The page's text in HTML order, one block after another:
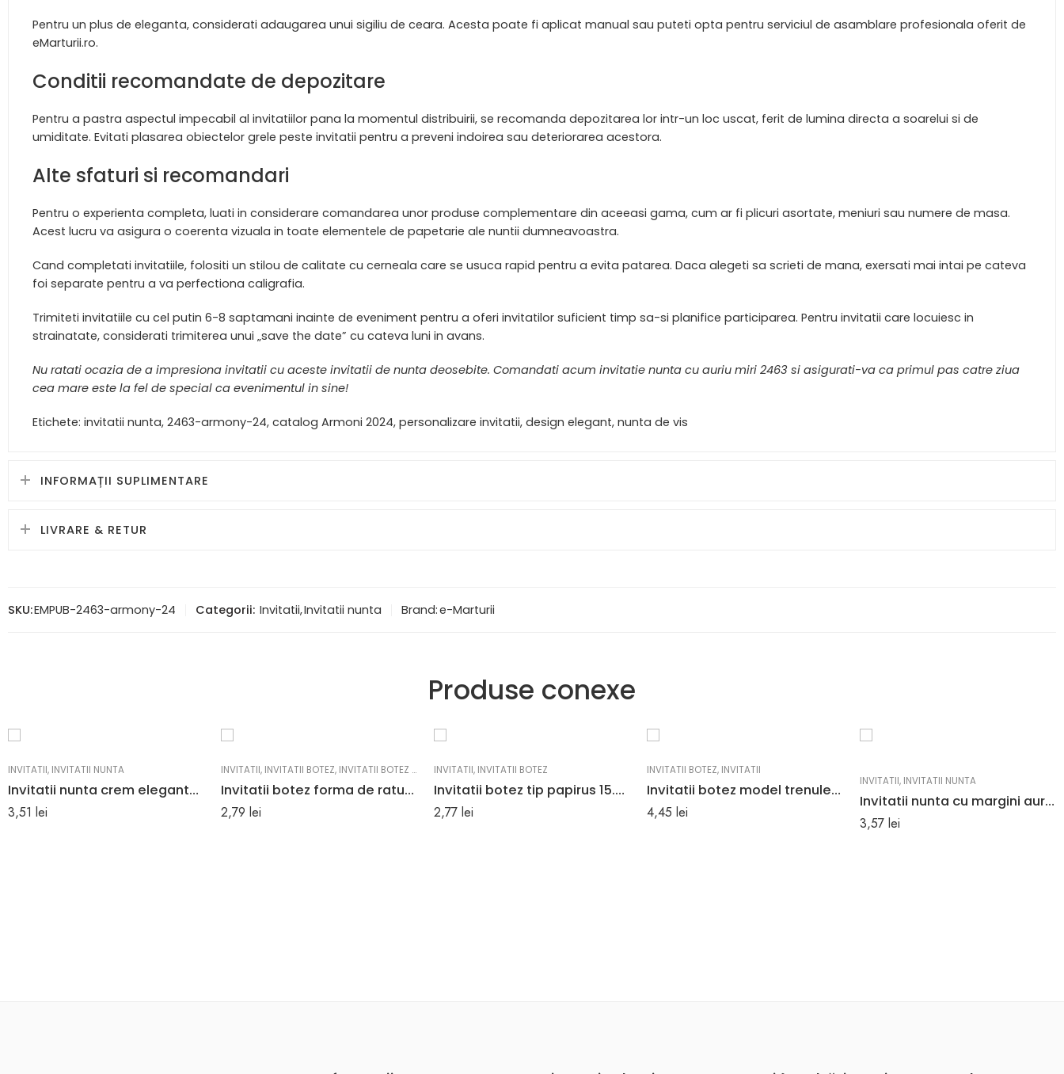
Pentru un plus de eleganta, considerati adaugarea unui sigiliu de ceara. Acesta poate fi aplicat manual sau puteti opta pentru serviciul de asamblare profesionala oferit de
eMarturii.ro.
Conditii recomandate de depozitare
Pentru a pastra aspectul impecabil al invitatiilor pana la momentul distribuirii, se recomanda depozitarea lor intr-un loc uscat, ferit de lumina directa a soarelui si de
umiditate. Evitati plasarea obiectelor grele peste invitatii pentru a preveni indoirea sau deteriorarea acestora.
Alte sfaturi si recomandari
Pentru o experienta completa, luati in considerare comandarea unor produse complementare din aceeasi gama, cum ar fi plicuri asortate, meniuri sau numere de masa.
Acest lucru va asigura o coerenta vizuala in toate elementele de papetarie ale nuntii dumneavoastra.
Cand completati invitatiile, folositi un stilou de calitate cu cerneala care se usuca rapid pentru a evita patarea. Daca alegeti sa scrieti de mana, exersati mai intai pe cateva
foi separate pentru a va perfectiona caligrafia.
Trimiteti invitatiile cu cel putin 6-8 saptamani inainte de eveniment pentru a oferi invitatilor suficient timp sa-si planifice participarea. Pentru invitatii care locuiesc in
strainatate, considerati trimiterea unui „save the date” cu cateva luni in avans.
Nu ratati ocazia de a impresiona invitatii cu aceste invitatii de nunta deosebite. Comandati acum invitatie nunta cu auriu miri 2463 si asigurati-va ca primul pas catre ziua
cea mare este la fel de special ca evenimentul in sine!
Etichete: invitatii nunta, 2463-armony-24, catalog Armoni 2024, personalizare invitatii, design elegant, nunta de vis
INFORMAȚII SUPLIMENTARE
LIVRARE & RETUR
SKU:EMPUB-2463-armony-24 Categorii: Invitatii,Invitatii nunta Brand:e-Marturii
Produse conexe
INVITATII, INVITATII NUNTA
Invitatii nunta crem elegante model in relief 26.7 x 10.2 cm
3,51 lei
INVITATII, INVITATII BOTEZ, INVITATII BOTEZ BAIAT
Invitatii botez forma de ratusca 9 cm x 19.5 cm
2,79 lei
INVITATII, INVITATII BOTEZ
Invitatii botez tip papirus 15.6 x 23 cm
2,77 lei
INVITATII BOTEZ, INVITATII
Invitatii botez model trenulet model alb rosu 12 cm x 16 cm
4,45 lei
INVITATII, INVITATII NUNTA
Invitatii nunta cu margini aurii şi model cu iniţialele mirilor 11.5 x 27.5 cm
3,57 lei